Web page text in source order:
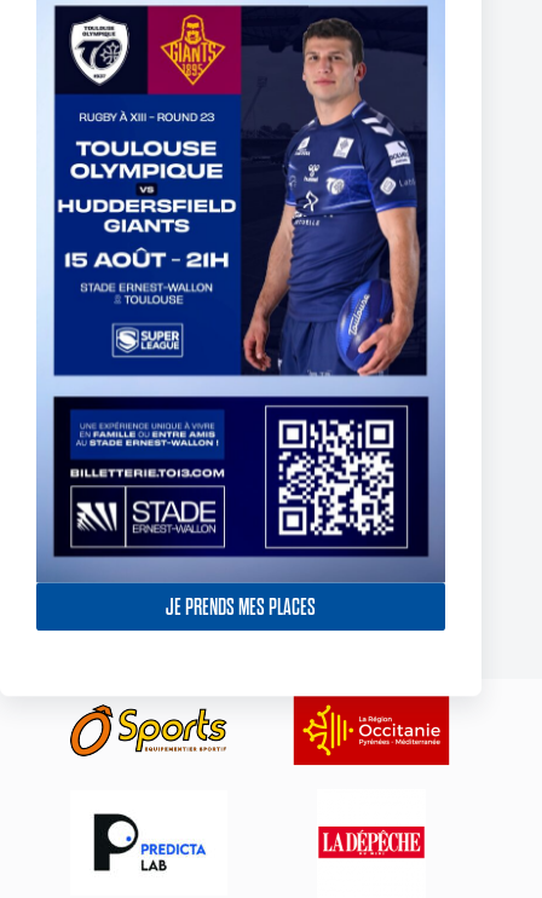
JE PRENDS MES PLACES
5 mars 2025
York Knights – Toulouse Olympique – Dans la douleur le TO